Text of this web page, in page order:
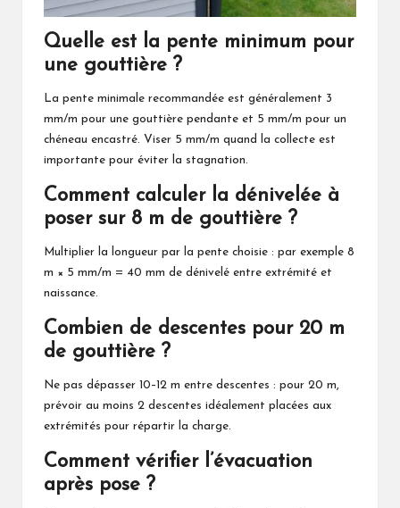
Quelle est la pente minimum pour
une gouttière ?
La pente minimale recommandée est généralement 3
mm/m pour une gouttière pendante et 5 mm/m pour un
chéneau encastré. Viser 5 mm/m quand la collecte est
importante pour éviter la stagnation.
Comment calculer la dénivelée à
poser sur 8 m de gouttière ?
Multiplier la longueur par la pente choisie : par exemple 8
m × 5 mm/m = 40 mm de dénivelé entre extrémité et
naissance.
Combien de descentes pour 20 m
de gouttière ?
Ne pas dépasser 10–12 m entre descentes : pour 20 m,
prévoir au moins 2 descentes idéalement placées aux
extrémités pour répartir la charge.
Comment vérifier l’évacuation
après pose ?